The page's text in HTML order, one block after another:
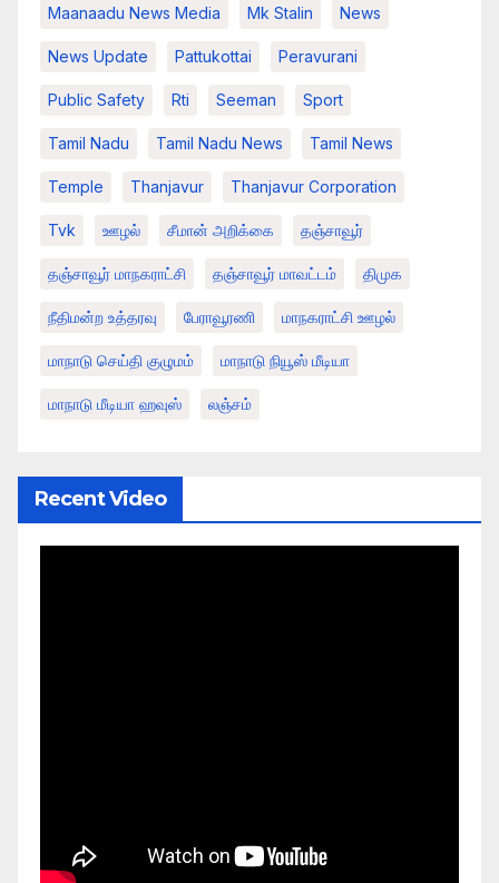
Maanaadu News Media Mk Stalin News
News Update Pattukottai Peravurani
Public Safety Rti Seeman Sport
Tamil Nadu Tamil Nadu News Tamil News
Temple Thanjavur Thanjavur Corporation
Tvk ஊழல் சீமான் அறிக்கை தஞ்சாவூர்
தஞ்சாவூர் மாநகராட்சி தஞ்சாவூர் மாவட்டம் திமுக
நீதிமன்ற உத்தரவு பேராவூரணி மாநகராட்சி ஊழல்
மாநாடு செய்தி குழுமம் மாநாடு நியூஸ் மீடியா
மாநாடு மீடியா ஹவுஸ் லஞ்சம்
Recent Video